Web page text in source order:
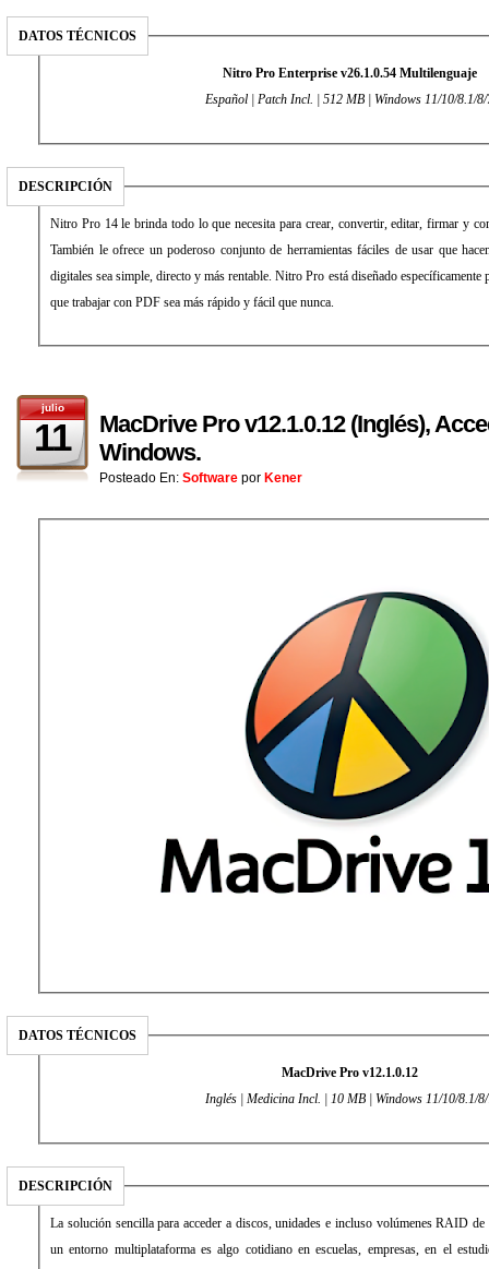
DATOS TÉCNICOS
Nitro Pro Enterprise v26.1.0.54 Multilenguaje
Español | Patch Incl. | 512 MB | Windows 11/10/8.1/8/
DESCRIPCIÓN
Nitro Pro 14 le brinda todo lo que necesita para crear, convertir, editar, firmar y
También le ofrece un poderoso conjunto de herramientas fáciles de usar que
digitales sea simple, directo y más rentable. Nitro Pro está diseñado específicamente
que trabajar con PDF sea más rápido y fácil que nunca.
julio
11
MacDrive Pro v12.1.0.12 (Inglés),
Windows.
Posteado En: Software por Kener
DATOS TÉCNICOS
MacDrive Pro v12.1.0.12
Inglés | Medicina Incl. | 10 MB | Windows 11/10/8.1/
DESCRIPCIÓN
La solución sencilla para acceder a discos, unidades e incluso volúmenes RAID
un entorno multiplataforma es algo cotidiano en escuelas, empresas, en el